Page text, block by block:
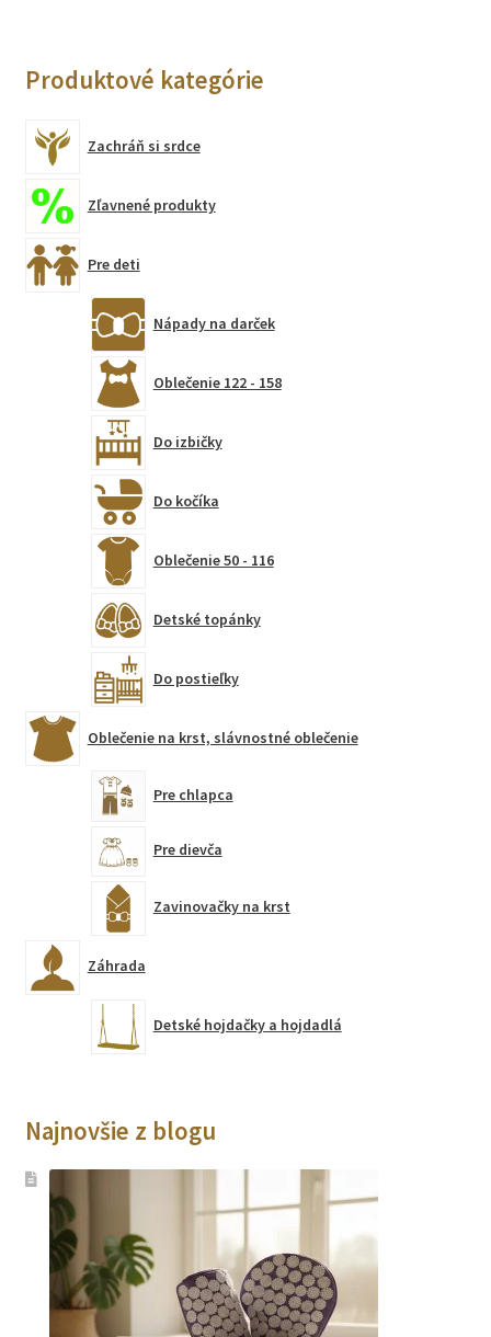
Produktové kategórie
Zachráň si srdce
Zľavnené produkty
Pre deti
Nápady na darček
Oblečenie 122 - 158
Do izbičky
Do kočíka
Oblečenie 50 - 116
Detské topánky
Do postieľky
Oblečenie na krst, slávnostné oblečenie
Pre chlapca
Pre dievča
Zavinovačky na krst
Záhrada
Detské hojdačky a hojdadlá
Najnovšie z blogu